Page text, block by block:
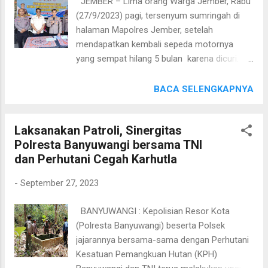
ditetapkan enam orang sebagai tersangka,"
kata Kasatgas Anti-Mafia Bola Polri Irjen
Asep Edi Suheri dalam jumpa pers di Gedung
Bareskrim Polri, Jakarta Selatan, Rabu, 27
September 2023. Keenam tersangka itu
pengantar uang, R sebagai wasit tengah, T
(27/9/2023) pagi, tersenyum sumringah di
halaman Mapolres Jember, setelah
mendapatkan kembali sepeda motornya
yang sempat hilang 5 bulan karena dicuri.
menggunakan aplikasi Ilmu Semeru milik
motor saya akhirnya ketemu, dan hari ini bisa
saya bawa pulang kembali ke rumah,” ujar
Slamet Warga Cumedak Sumberjambe
oleh Wakapolres Jember Kompol. Hendry
sepeda motornya tidak mengalami
kerusakan berarti selama dibawa pelaku
pencurian. Hanya kondisi plat nomornya saja
yang hilang, sedangkan kunci motornya tetap
BACA SELENGKAPNYA
Laksanakan Patroli, Sinergitas
Polresta Banyuwangi bersama TNI
dan Perhutani Cegah Karhutla
- September 27, 2023
BANYUWANGI : Kepolisian Resor Kota
(Polresta Banyuwangi) beserta Polsek
jajarannya bersama-sama dengan Perhutani
Kesatuan Pemangkuan Hutan (KPH)